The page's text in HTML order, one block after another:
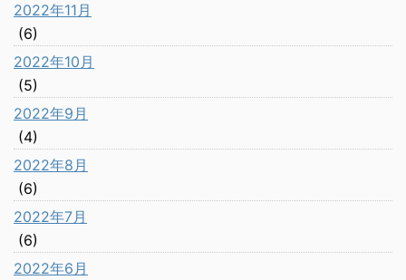
2022年11月
(6)
2022年10月
(5)
2022年9月
(4)
2022年8月
(6)
2022年7月
(6)
2022年6月